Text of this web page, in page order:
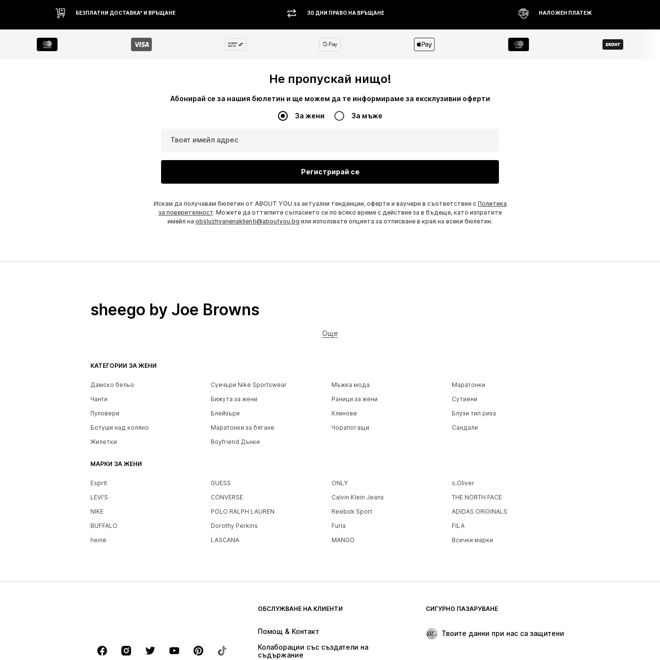
БЕЗПЛАТНИ ДОСТАВКА* И ВРЪЩАНЕ 30 ДНИ ПРАВО НА ВРЪЩАНЕ НАЛОЖЕН ПЛАТЕЖ
Не пропускай нищо!
Абонирай се за нашия бюлетин и ще можем да те информираме за ексклузивни оферти
За жени За мъже
Твоят имейл адрес
Регистрирай се
Искам да получавам бюлетин от ABOUT YOU за актуални тенденции, оферти и ваучери в съответствие с Политика
за поверителност. Можете да оттеглите съгласието си по всяко време с действие за в бъдеще, като изпратите
имейл на obsluzhvanenaklienti@aboutyou.bg или използвате опцията за отписване в края на всеки бюлетин.
КАТЕГОРИИ ЗА ЖЕНИ
Дамско бельо Суичъри Nike Sportswear Мъжка мода
Маратонки
Чанти
Бижута за жени Раници за жени
Сутиени
Пуловери
Блейзъри Клинове
Блузи тип риза
Ботуши над коляно
Маратонки за бягане Чорапогащи
Сандали
Жилетки
Boyfriend Дънки
МАРКИ ЗА ЖЕНИ
Esprit GUESS ONLY
s.Oliver
LEVI'S
CONVERSE Calvin Klein Jeans
THE NORTH FACE
NIKE
POLO RALPH LAUREN Reebok Sport
ADIDAS ORIGINALS
BUFFALO
Dorothy Perkins Furla
FILA
heine
LASCANA MANGO Всички марки
ОБСЛУЖВАНЕ НА КЛИЕНТИ
Помощ & Контакт
Колаборации със създатели на
съдържание
СИГУРНО ПАЗАРУВАНЕ
Твоите данни при нас са защитени
sheego by Joe Browns
Още